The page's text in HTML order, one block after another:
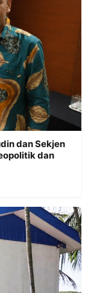
dan Sekjen
dan